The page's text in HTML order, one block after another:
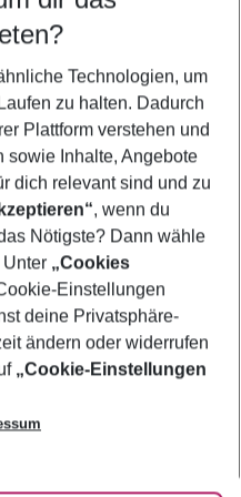
Technologien, um
zu halten. Dadurch
Plattform verstehen und
sowie Inhalte, Angebote
dich relevant sind und zu
, wenn du
Nötigste? Dann wähle
Unter „Cookies
Einstellungen
deine Privatsphäre-
ändern oder widerrufen
„Cookie-Einstellungen